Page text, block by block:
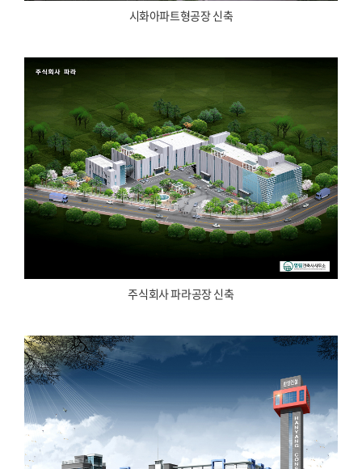
시화아파트형공장 신축
주식회사 파라공장 신축